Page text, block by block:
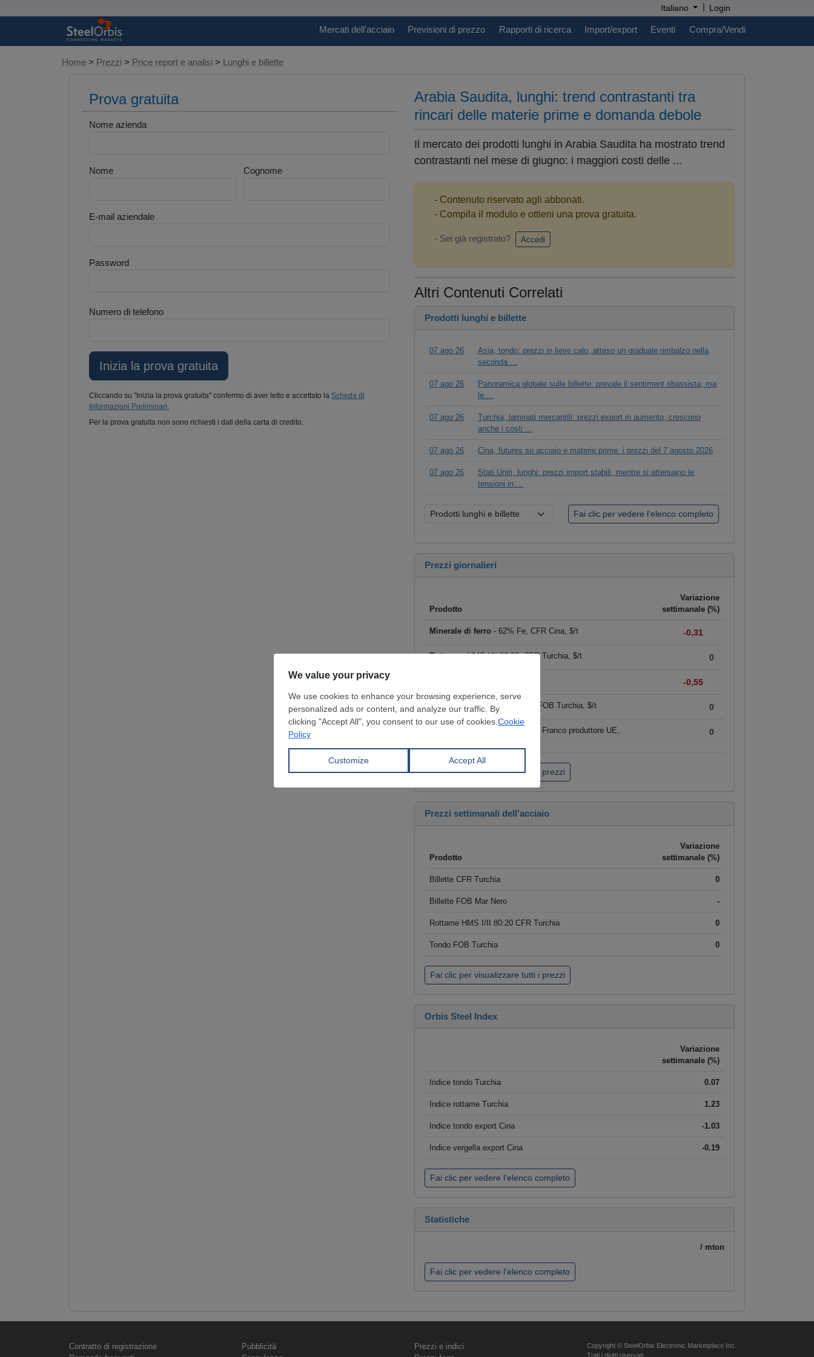
Italiano | Login
Mercati dell'acciaio Previsioni di prezzo Rapporti di ricerca Import/export Eventi Compra/Vendi
Home > Prezzi > Price report e analisi > Lunghi e billette
Prova gratuita
Nome azienda
Nome Cognome
E-mail aziendale
Password
Numero di telefono
Cliccando su "Inizia la prova gratuita" confermo di aver letto e accettato la Scheda di
Informazioni Preliminari.
Per la prova gratuita non sono richiesti i dati della carta di credito.
Arabia Saudita, lunghi: trend contrastanti tra
rincari delle materie prime e domanda debole
Il mercato dei prodotti lunghi in Arabia Saudita ha mostrato trend
contrastanti nel mese di giugno: i maggiori costi delle ...
- Contenuto riservato agli abbonati.
- Compila il modulo e ottieni una prova gratuita.
- Sei già registrato? Accedi
Altri Contenuti Correlati
Prodotti lunghi e billette
07 ago 26
Asia, tondo: prezzi in lieve calo, atteso un graduale rimbalzo nella
seconda ...
07 ago 26
Panoramica globale sulle billette: prevale il sentiment ribassista, ma
le ...
07 ago 26
Turchia, laminati mercantili: prezzi export in aumento, crescono
anche i costi ...
07 ago 26 Cina, futures su acciaio e materie prime: i prezzi del 7 agosto 2026
07 ago 26
Stati Uniti, lunghi: prezzi import stabili, mentre si attenuano le
tensioni in ...
Prezzi giornalieri
Prodotto
Variazione
settimanale (%)
Minerale di ferro - 62% Fe, CFR Cina, $/t -0,31
Rottame- HMS I/II 80:20, CFR Turchia, $/t 0
-0,55
Tondo per cemento armato - FOB Turchia, $/t 0
- Franco produttore UE,
0
Fai clic per visualizzare tutti i prezzi
Prezzi settimanali dell'acciaio
Prodotto
Variazione
settimanale (%)
Billette CFR Turchia 0
Billette FOB Mar Nero -
Rottame HMS I/II 80:20 CFR Turchia 0
Tondo FOB Turchia 0
Fai clic per visualizzare tutti i prezzi
Orbis Steel Index
Variazione
settimanale (%)
Indice tondo Turchia 0.07
Indice rottame Turchia 1.23
Indice tondo export Cina -1.03
Indice vergella export Cina -0.19
Fai clic per vedere l'elenco completo
Statistiche
/ mton
Fai clic per vedere l'elenco completo
Contratto di registrazione
Pubblicità
Prezzi e indici
Copyright © SteelOrbis Electronic Marketplace Inc.
Tutti i diritti riservati